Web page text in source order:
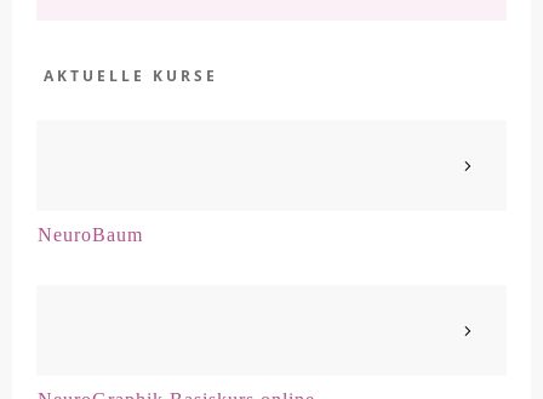
AKTUELLE KURSE
NeuroBaum